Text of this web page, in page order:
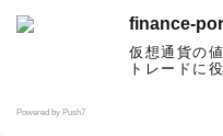
期待されています。
イーサリアムの将来性
finance-
仮想通貨の
トレードに
Powered by Push7